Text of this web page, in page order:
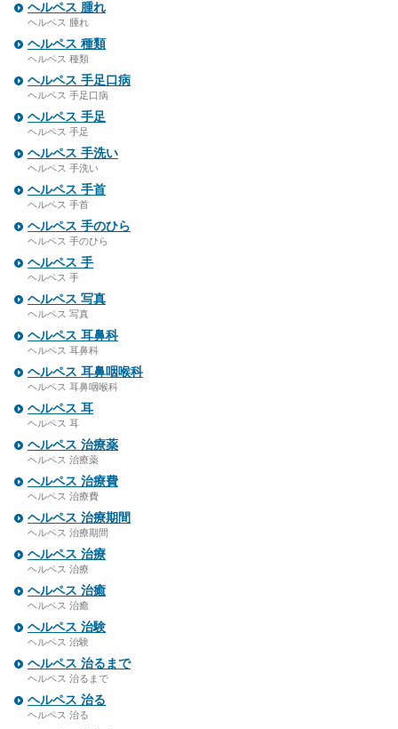
ヘルペス 腫れ
ヘルペス 腫れ
ヘルペス 種類
ヘルペス 種類
ヘルペス 手足口病
ヘルペス 手足口病
ヘルペス 手足
ヘルペス 手足
ヘルペス 手洗い
ヘルペス 手洗い
ヘルペス 手首
ヘルペス 手首
ヘルペス 手のひら
ヘルペス 手のひら
ヘルペス 手
ヘルペス 手
ヘルペス 写真
ヘルペス 写真
ヘルペス 耳鼻科
ヘルペス 耳鼻科
ヘルペス 耳鼻咽喉科
ヘルペス 耳鼻咽喉科
ヘルペス 耳
ヘルペス 耳
ヘルペス 治療薬
ヘルペス 治療薬
ヘルペス 治療費
ヘルペス 治療費
ヘルペス 治療期間
ヘルペス 治療期間
ヘルペス 治療
ヘルペス 治療
ヘルペス 治癒
ヘルペス 治癒
ヘルペス 治験
ヘルペス 治験
ヘルペス 治るまで
ヘルペス 治るまで
ヘルペス 治る
ヘルペス 治る